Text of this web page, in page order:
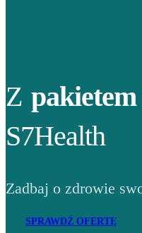
Z
S7Health
Zadbaj o zdrowie
SPRAWDŹ OFERTĘ